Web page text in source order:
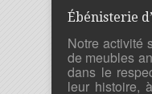
Ébénisterie
Notre activité
de meubles
dans le
leur histoire,